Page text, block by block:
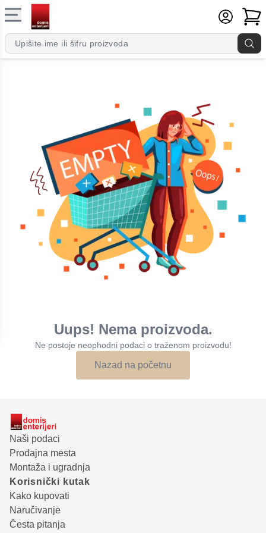
Uups! Nema proizvoda.
Ne postoje neophodni podaci o traženom proizvodu!
Nazad na početnu
Naši podaci
Prodajna mesta
Montaža i ugradnja
Korisnički kutak
Kako kupovati
Naručivanje
Česta pitanja